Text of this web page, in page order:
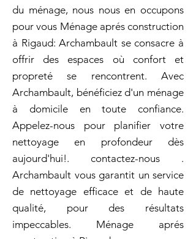
du ménage, nous nous en occupons
pour vous Ménage aprés construction
à Rigaud: Archambault se consacre à
offrir des espaces où confort et
propreté se rencontrent. Avec
Archambault, bénéficiez d'un ménage
à domicile en toute confiance.
Appelez-nous pour planifier votre
nettoyage en profondeur dès
aujourd'hui!. contactez-nous .
Archambault vous garantit un service
de nettoyage efficace et de haute
qualité, pour des résultats
impeccables. Ménage aprés